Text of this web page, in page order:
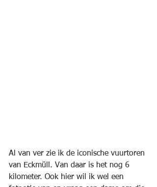
Al van ver zie ik de iconische vuurtoren
van Eckmüll. Van daar is het nog 6
kilometer. Ook hier wil ik wel een